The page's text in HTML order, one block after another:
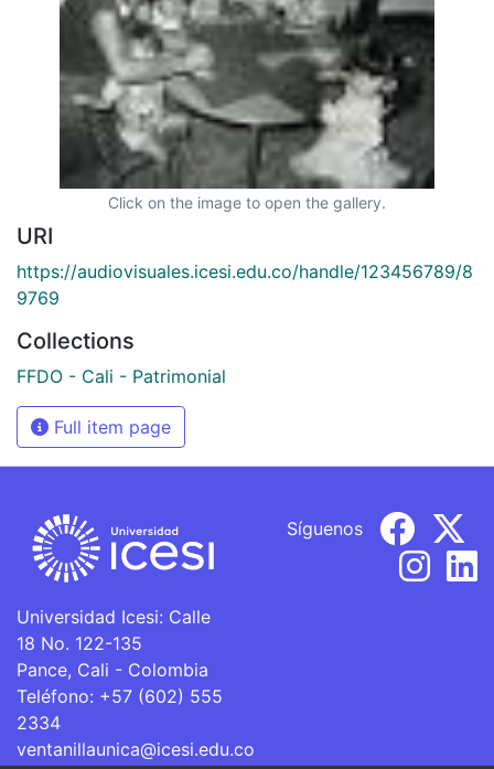
Click on the image to open the gallery.
URI
https://audiovisuales.icesi.edu.co/handle/123456789/8
9769
Collections
FFDO - Cali - Patrimonial
Full item page
Universidad Icesi: Calle
18 No. 122-135
Pance, Cali - Colombia
Teléfono: +57 (602) 555
2334
ventanillaunica@icesi.edu.co
Síguenos